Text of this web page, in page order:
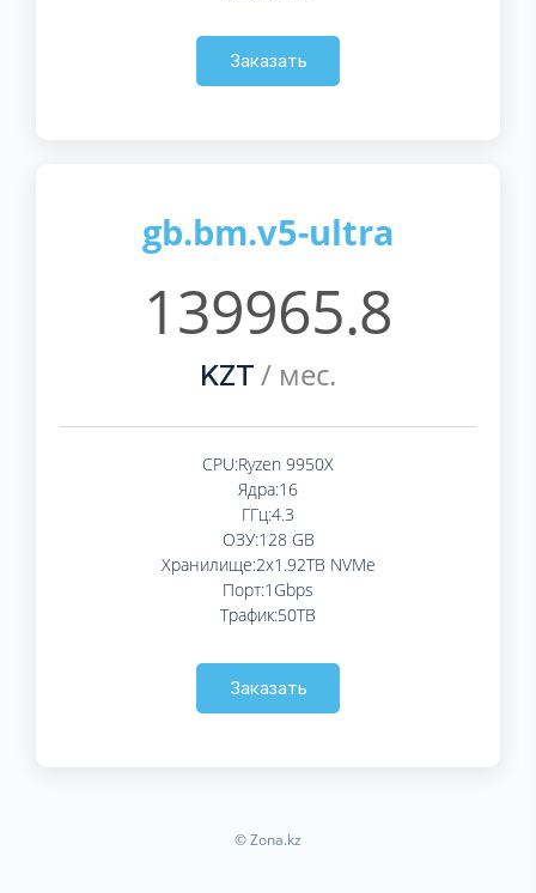
Заказать
gb.bm.v5-ultra
139965.8
KZT / мес.
CPU:Ryzen 9950X
Ядра:16
ГГц:4.3
ОЗУ:128 GB
Хранилище:2x1.92TB NVMe
Порт:1Gbps
Трафик:50TB
Заказать
© Zona.kz